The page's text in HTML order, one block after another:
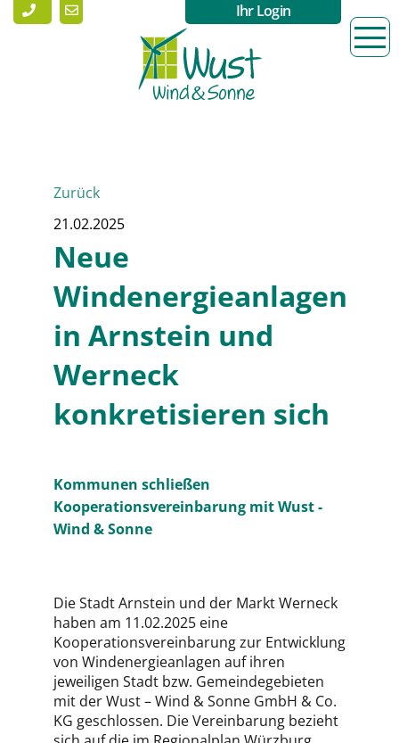
Ihr Login
Zurück
21.02.2025
Neue
Windenergieanlagen
in Arnstein und
Werneck
konkretisieren sich
Kommunen schließen
Kooperationsvereinbarung mit Wust -
Wind & Sonne
Die Stadt Arnstein und der Markt Werneck
haben am 11.02.2025 eine
Kooperationsvereinbarung zur Entwicklung
von Windenergieanlagen auf ihren
jeweiligen Stadt bzw. Gemeindegebieten
mit der Wust – Wind & Sonne GmbH & Co.
KG geschlossen. Die Vereinbarung bezieht